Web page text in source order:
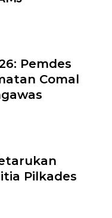
Pemdes
Comal
Pilkades